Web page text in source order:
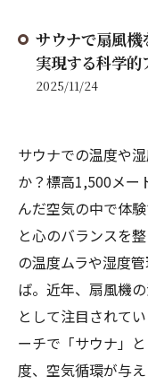
サウナで扇風機
実現する科学的
2025/11/24
サウナでの温度や
か？標高1,500メー
んだ空気の中で体
と心のバランスを
の温度ムラや湿度
ば。近年、扇風機
として注目されて
ーチで「サウナ」
度、空気循環が与